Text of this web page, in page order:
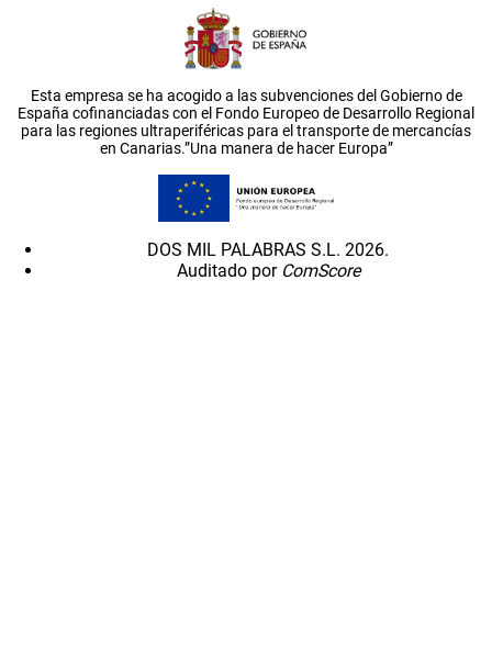
Esta empresa se ha acogido a las subvenciones del Gobierno de
España cofinanciadas con el Fondo Europeo de Desarrollo Regional
para las regiones ultraperiféricas para el transporte de mercancías
en Canarias.”Una manera de hacer Europa”
DOS MIL PALABRAS S.L. 2026.
Auditado por ComScore